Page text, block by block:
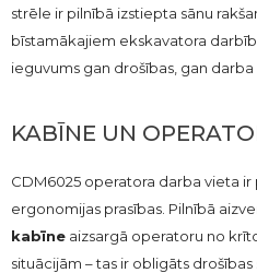
strēle ir pilnībā izstiepta sānu
bīstamākajiem ekskavatora
ieguvums gan drošības, gan
KABĪNE UN
CDM6025 operatora darba vieta
ergonomijas prasības. Pilnībā
kabīne aizsargā operatoru no
situācijām – tas ir obligāts